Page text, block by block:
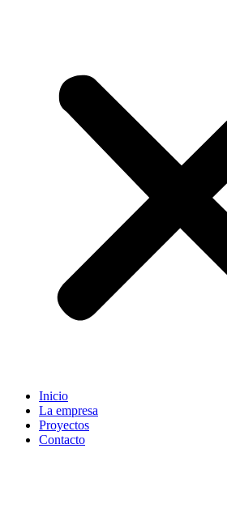
Inicio
La empresa
Proyectos
Contacto